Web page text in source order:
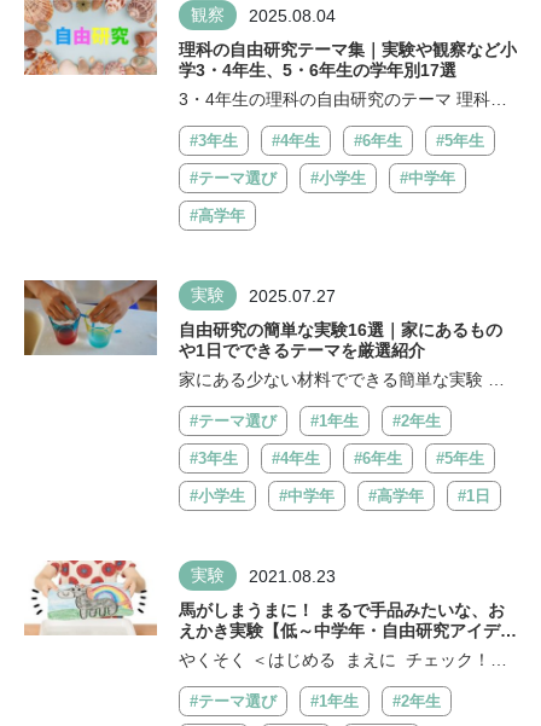
観察 2025.08.04
理科の自由研究テーマ集｜実験や観察など小
学3・4年生、5・6年生の学年別17選
3・4年生の理科の自由研究のテーマ 理科の
実験や観察は自由研究の花形とも言えます...
#3年生
#4年生 #6年生 #5年生
#テーマ選び #小学生 #中学年
#高学年
実験 2025.07.27
自由研究の簡単な実験16選｜家にあるもの
や1日でできるテーマを厳選紹介
家にある少ない材料でできる簡単な実験 夏
休みの自由研究、なるべく手軽にすませた...
#テーマ選び
#1年生 #2年生
#3年生 #4年生 #6年生 #5年生
#小学生 #中学年 #高学年 #1日
実験 2021.08.23
馬がしまうまに！ まるで手品みたいな、お
えかき実験【低～中学年・自由研究アイデ
ア】
やくそく ＜はじめる まえに チェック！＞
□小さい子の手のとどかないところで ...
#テーマ選び
#1年生 #2年生